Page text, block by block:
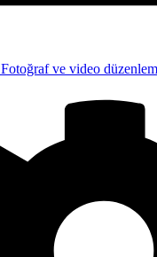
Fotoğraf ve video